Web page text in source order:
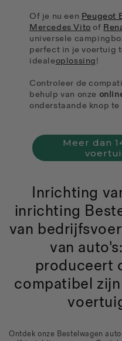
Of je nu een Peugeot
Mercedes Vito of
universele
perfect in je voertuig
idealeoplossing!
Controleer de
behulp van onze
onderstaande knop te
Meer dan
Inrichting
inrichting
van
van
produceert
compatibel
Ontdek onze Bestelwagen